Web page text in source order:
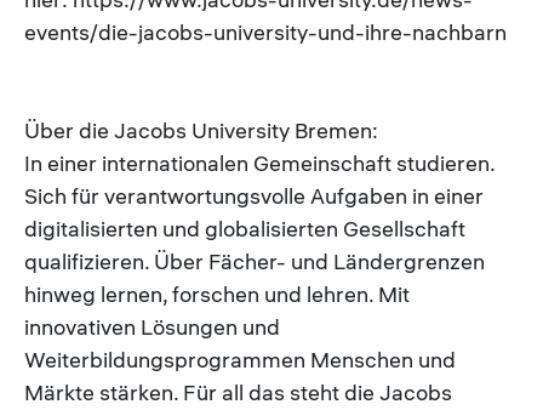
events/die-jacobs-university-und-ihre-nachbarn
Über die Jacobs University Bremen:
In einer internationalen Gemeinschaft studieren.
Sich für verantwortungsvolle Aufgaben in einer
digitalisierten und globalisierten Gesellschaft
qualifizieren. Über Fächer- und Ländergrenzen
hinweg lernen, forschen und lehren. Mit
innovativen Lösungen und
Weiterbildungsprogrammen Menschen und
Märkte stärken. Für all das steht die Jacobs